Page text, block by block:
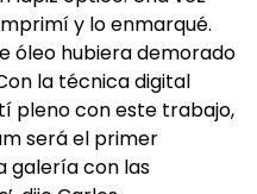
y lo enmarqué.
óleo hubiera demorado
la técnica digital
pleno con este trabajo,
será el primer
galería con las